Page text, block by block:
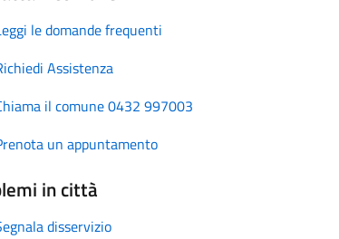
le domande frequenti
Assistenza
il comune 0432 997003
un appuntamento
in città
disservizio